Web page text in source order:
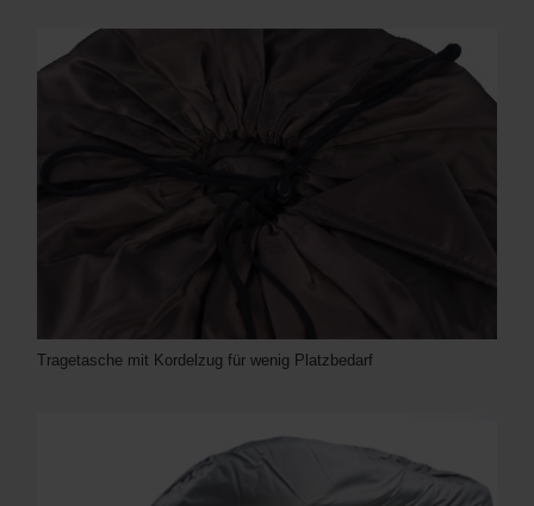
Tragetasche mit Kordelzug für wenig Platzbedarf